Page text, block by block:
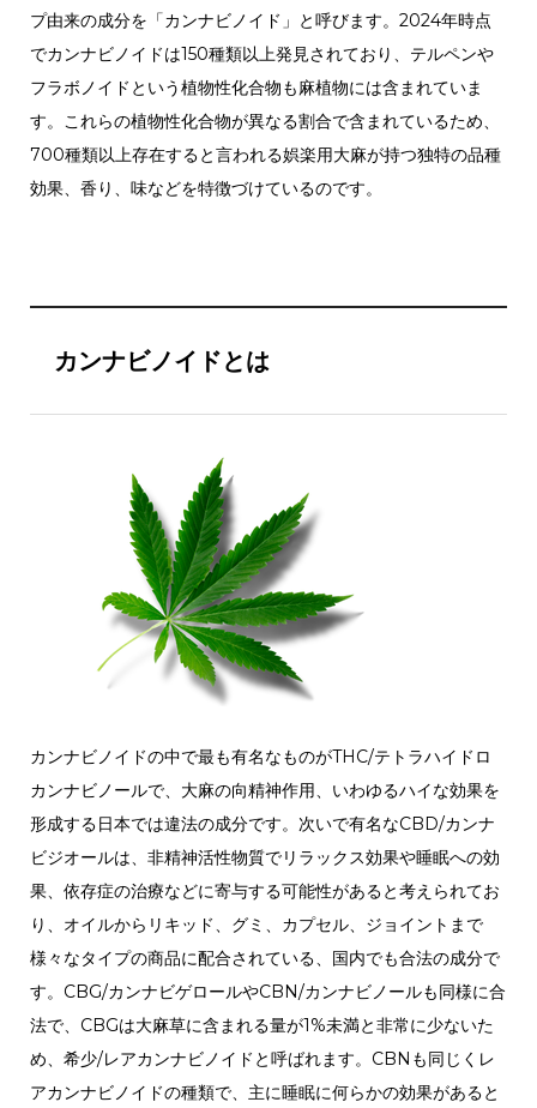
プ由来の成分を「カンナビノイド」と呼びます。2024年時点
でカンナビノイドは150種類以上発見されており、テルペンや
フラボノイドという植物性化合物も麻植物には含まれていま
す。これらの植物性化合物が異なる割合で含まれているため、
700種類以上存在すると言われる娯楽用大麻が持つ独特の品種
効果、香り、味などを特徴づけているのです。
カンナビノイドとは
カンナビノイドの中で最も有名なものがTHC/テトラハイドロ
カンナビノールで、大麻の向精神作用、いわゆるハイな効果を
形成する日本では違法の成分です。 次いで有名なCBD/カンナ
ビジオールは、非精神活性物質でリラックス効果や睡眠への効
果、依存症の治療などに寄与する可能性があると考えられてお
り、オイルからリキッド、グミ、カプセル、ジョイントまで
様々なタイプの商品に配合されている、国内でも合法の成分で
す。CBG/カンナビゲロールやCBN/カンナビノールも同様に合
法で、CBGは大麻草に含まれる量が1%未満と非常に少ないた
め、希少/レアカンナビノイドと呼ばれます。CBNも同じくレ
アカンナビノイドの種類で、主に睡眠に何らかの効果があると